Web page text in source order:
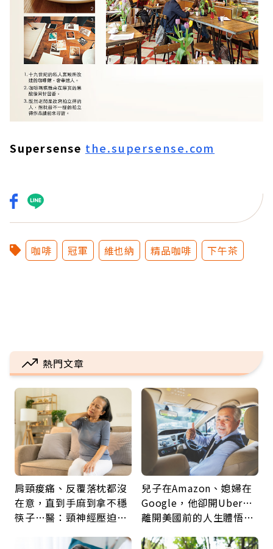
Supersense the.supersense.com
咖啡 冠軍 維也納 精品咖啡 下午茶
熱門文章
肩頸痠痛、反覆落枕都沒
在意，直到手麻到拿不穩
筷子…醫：頸神經壓迫上
兒子在Amazon、媳婦在
Google，他卻開Uber…
離開美國前的人生體悟：